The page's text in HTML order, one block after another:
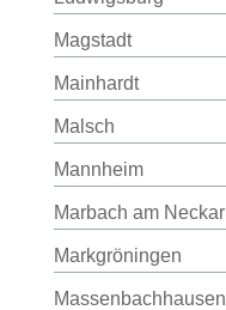
Magstadt
Mainhardt
Malsch
Mannheim
Marbach am Neckar
Markgröningen
Massenbachhausen